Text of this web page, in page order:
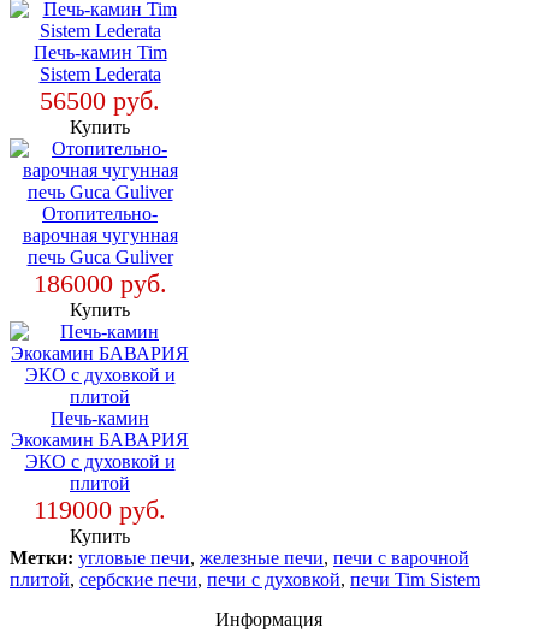
Печь-камин Tim
Sistem Lederata
56500 руб.
Купить
Отопительно-
варочная чугунная
печь Guca Guliver
186000 руб.
Купить
Печь-камин
Экокамин БАВАРИЯ
ЭКО с духовкой и
плитой
119000 руб.
Купить
Метки: угловые печи, железные печи, печи с варочной
плитой, сербские печи, печи с духовкой, печи Tim Sistem
Информация